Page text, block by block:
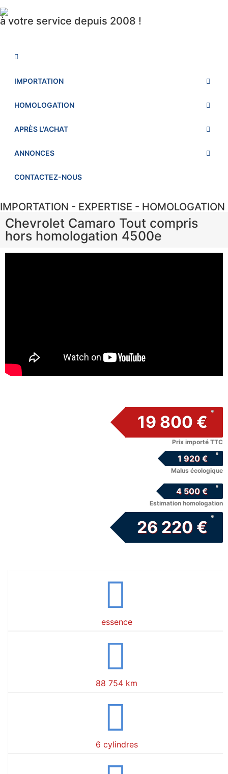
à votre service depuis 2008 !
IMPORTATION
HOMOLOGATION
APRÈS L'ACHAT
ANNONCES
CONTACTEZ-NOUS
IMPORTATION - EXPERTISE - HOMOLOGATION
Chevrolet Camaro Tout compris
hors homologation 4500e
19 800 €
Prix importé TTC
1 920 €
Malus écologique
4 500 €
Estimation homologation
26 220 €
essence
88 754 km
6 cylindres